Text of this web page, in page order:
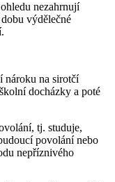
nezahrnují
výdělečné
nároku na sirotčí
docházky a poté
tj. studuje,
povolání nebo
nepříznivého